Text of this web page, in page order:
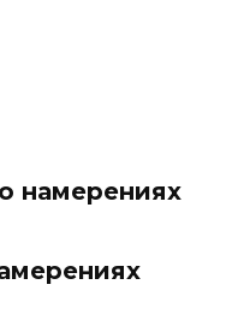
намерениях